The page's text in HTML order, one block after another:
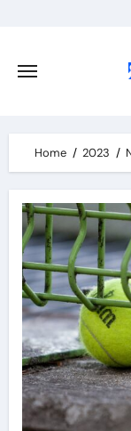
content
Home 2023